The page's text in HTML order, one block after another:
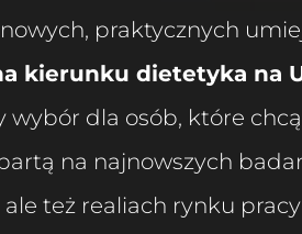
praktycznych
kierunku dietetyka na
wybór dla osób, które
na najnowszych
ale też realiach rynku